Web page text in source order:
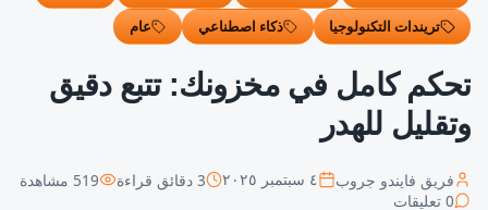
تريندات التكنولوجيا
ذكاء اصطناعي عام
تحكم كامل في مخزونك: تتبع دقيق
وتقليل للهدر
فريق فايندو جروب ٤ سبتمبر ٢٠٢٥ 3 دقائق قراءة 519 مشاهدة
0 تعليقات